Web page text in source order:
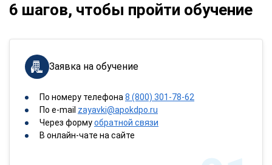
6 шагов, чтобы пройти обучение
Заявка на обучение
По номеру телефона 8 (800) 301-78-62
По e-mail zayavki@apokdpo.ru
Через формуобратной связи
В онлайн-чате на сайте